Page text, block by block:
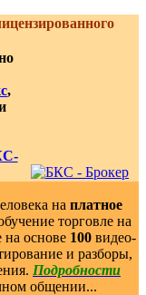
,
на платное
торговле на
основе 100видео-
и разборы,
Подробности
общении...